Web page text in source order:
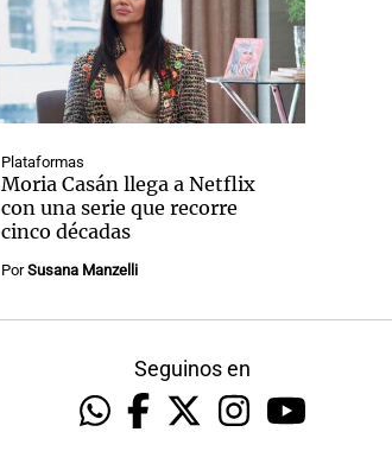
Plataformas
Moria Casán llega a Netflix
con una serie que recorre
cinco décadas
PorSusana Manzelli
Seguinos en